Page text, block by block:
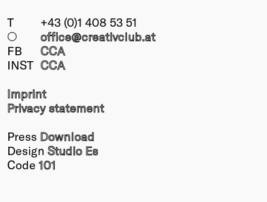
T
+43 (0)1 408 53 51
○
office@creativclub.at
FB
CCA
INST CCA
Imprint
Privacy statement
Press Download
Design Studio Es
Code 101